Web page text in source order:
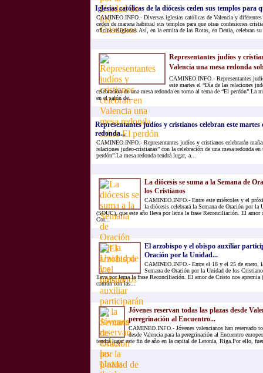
Iglesias católicas de la diócesis ceden sus templos para
CAMINEO.INFO.- Diversas iglesias católicas de Valencia y
ceden de manera habitual sus templos para que otras confesiones
oficios religiosos.Así, en la ermita de las Rotas, en Denia, celebran
Representantes judíos y
Valencia una mesa redonda
CAMINEO.INFO.- Representantes
este martes el “Día de las relaciones
celebración de una mesa redonda en torno al tema de “El perdón”.La
en el salón de...
Representantes judíos y cristianos celebran este martes
redonda...
CAMINEO.INFO.- Representantes judíos y cristianos celebrarán
relaciones judeo-cristianas” con la celebración de una mesa redonda
perdón”.La mesa redonda tendrá lugar, a...
La diócesis se suma a la Semana de
los Cristianos
CAMINEO.INFO.- Entre este miércoles y el
la diócesis celebrará la Semana de Oración por
(SOUC), que este año lleva por lema la frase Reconciliación. El amor
Cor...
El arzobispo y el obispo auxiliar
Oración por la Unidad...
CAMINEO.INFO.- Entre el 18 y el 25 de enero,
Semana de Oración por la Unidad de los
lleva por lema la frase Reconciliación. El amor de Cristo nos
común con las...
Jóvenes reservan todas las plazas desde
peregrinación al Encuentro...
CAMINEO.INFO.- Jóvenes valencianos han reservado
desde Valencia para la peregrinación al Encuentro
tendrá lugar este fin de año en la capital de Letonia, Riga.Por ello,